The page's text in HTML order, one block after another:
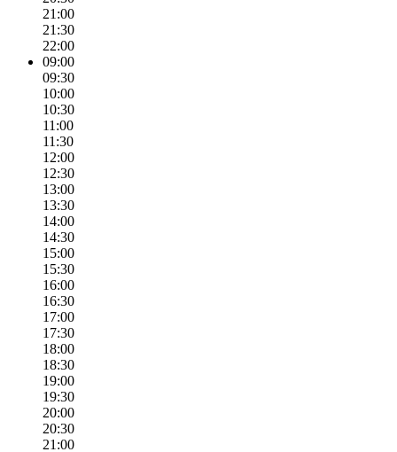
21:00
21:30
22:00
09:00
09:30
10:00
10:30
11:00
11:30
12:00
12:30
13:00
13:30
14:00
14:30
15:00
15:30
16:00
16:30
17:00
17:30
18:00
18:30
19:00
19:30
20:00
20:30
21:00